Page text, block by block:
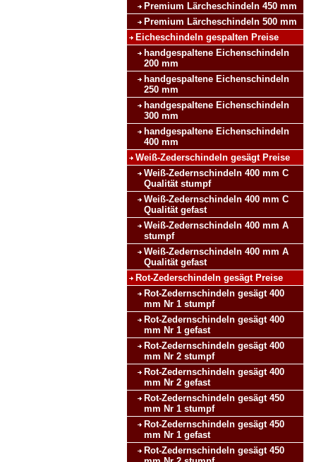
Premium Lärcheschindeln 450 mm
Premium Lärcheschindeln 500 mm
Eicheschindeln gespalten Preise
handgespaltene Eichenschindeln
200 mm
handgespaltene Eichenschindeln
250 mm
handgespaltene Eichenschindeln
300 mm
handgespaltene Eichenschindeln
400 mm
Weiß-Zederschindeln gesägt Preise
Weiß-Zedernschindeln 400 mm C
Qualität stumpf
Weiß-Zedernschindeln 400 mm C
Qualität gefast
Weiß-Zedernschindeln 400 mm A
stumpf
Weiß-Zedernschindeln 400 mm A
Qualität gefast
Rot-Zederschindeln gesägt Preise
Rot-Zedernschindeln gesägt 400
mm Nr 1 stumpf
Rot-Zedernschindeln gesägt 400
mm Nr 1 gefast
Rot-Zedernschindeln gesägt 400
mm Nr 2 stumpf
Rot-Zedernschindeln gesägt 400
mm Nr 2 gefast
Rot-Zedernschindeln gesägt 450
mm Nr 1 stumpf
Rot-Zedernschindeln gesägt 450
mm Nr 1 gefast
Rot-Zedernschindeln gesägt 450